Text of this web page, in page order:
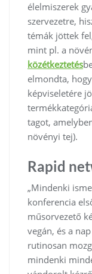
élelmiszerek
szervezetre,
témák jöttek
mint pl. a
közétkeztetés
elmondta,
képviseletére
tagot,
növényi tej).
Rapid
„Mindenki
konferencia
műsorvezető
vegán, és a
rutinosan
mindenki